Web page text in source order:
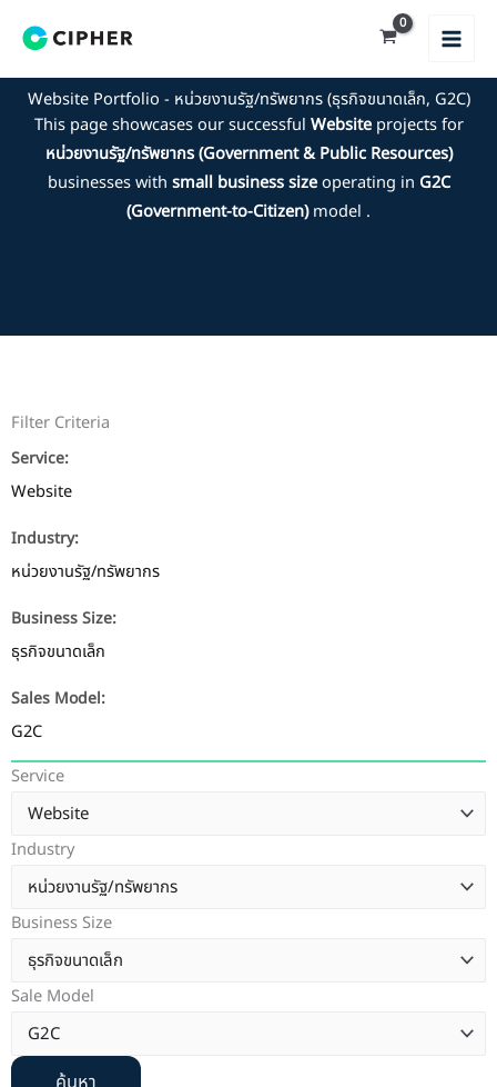
Website Portfolio - หน่วยงานรัฐ/ทรัพยากร (ธุรกิจขนาดเล็ก, G2C)
This page showcases our successful Websiteprojects for
หน่วยงานรัฐ/ทรัพยากร (Government & Public Resources)
businesses with small business sizeoperating in G2C
(Government-to-Citizen)model .
Filter Criteria
Service:
Website
Industry:
หน่วยงานรัฐ/ทรัพยากร
Business Size:
ธุรกิจขนาดเล็ก
Sales Model:
G2C
Service
Industry
Business Size
Sale Model